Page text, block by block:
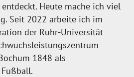
Heute mache ich viel
Seit 2022 arbeite ich im
der Ruhr-Universität
1848 als